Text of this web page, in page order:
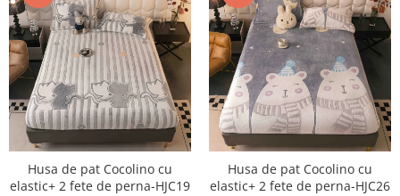
Husa de pat Cocolino cu
elastic+ 2 fete de perna-HJC19
Husa de pat Cocolino cu
elastic+ 2 fete de perna-HJC26